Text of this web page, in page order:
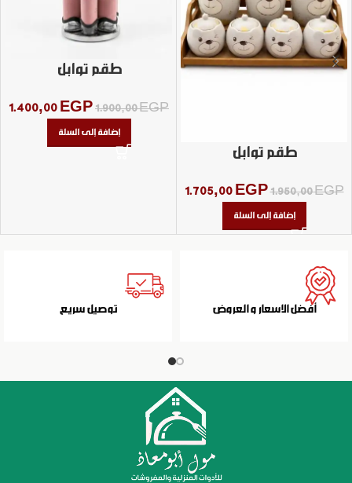
طقم توابل
1.950,00EGP
1.705,00 EGP
إضافة إلى السلة
طقم توابل
1.900,00EGP
1.400,00 EGP
إضافة إلى السلة
أفضل الاسعار و العروض توصيل سريع